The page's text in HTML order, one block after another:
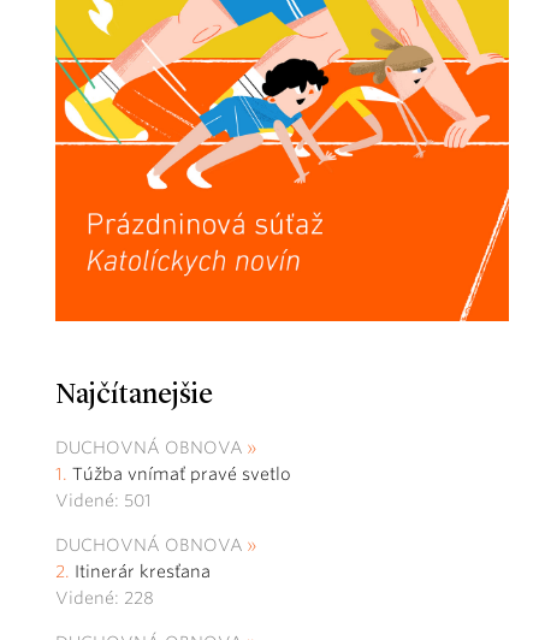
Najčítanejšie
DUCHOVNÁ OBNOVA
Túžba vnímať pravé svetlo
Videné: 501
DUCHOVNÁ OBNOVA
Itinerár kresťana
Videné: 228